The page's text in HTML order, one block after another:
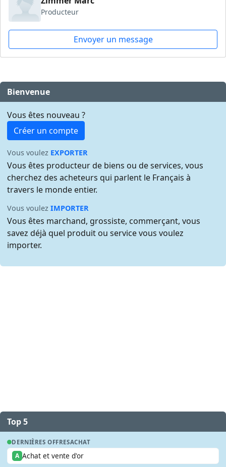
Producteur
Envoyer un message
Bienvenue
Vous êtes nouveau ?
Créer un compte
Vous voulez EXPORTER
Vous êtes producteur de biens ou de services, vous
cherchez des acheteurs qui parlent le Français à
travers le monde entier.
Vous voulezIMPORTER
Vous êtes marchand, grossiste, commerçant, vous
savez déjà quel produit ou service vous voulez
importer.
Top 5
DERNIÈRES OFFRESACHAT
A Achat et vente d'or